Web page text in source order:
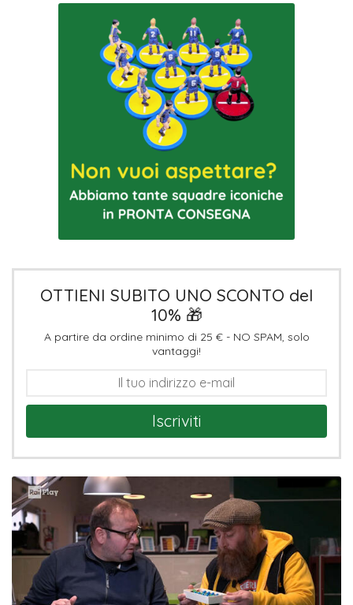
OTTIENI SUBITO UNO SCONTO del
10% 🎁
A partire da ordine minimo di 25 € - NO SPAM, solo
vantaggi!
Iscriviti